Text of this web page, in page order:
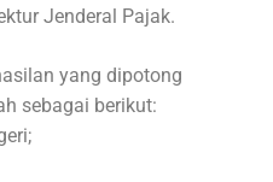
Jenderal Pajak.
yang dipotong
sebagai berikut: